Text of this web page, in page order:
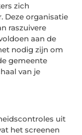
zich
Deze organisatie
raszuivere
aan de
nodig zijn om
gemeente
van je
uit
het screenen